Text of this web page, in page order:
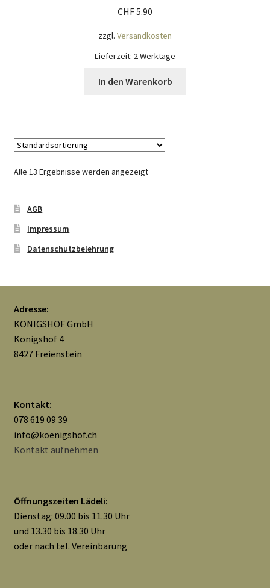
CHF5.90
zzgl. Versandkosten
Lieferzeit: 2 Werktage
In den Warenkorb
Alle 13 Ergebnisse werden angezeigt
AGB
Impressum
Datenschutzbelehrung
Adresse:
KÖNIGSHOF GmbH
Königshof 4
8427 Freienstein
Kontakt:
078 619 09 39
info@koenigshof.ch
Kontakt aufnehmen
Öffnungszeiten Lädeli:
Dienstag: 09.00 bis 11.30 Uhr
und 13.30 bis 18.30 Uhr
oder nach tel. Vereinbarung